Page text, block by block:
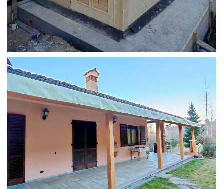
STRUTTURA ADDOSSATA PER LOCALE CALDAIA